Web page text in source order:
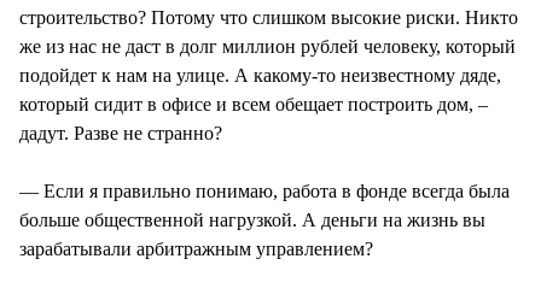
строительство? Потому что слишком высокие риски. Никто
же из нас не даст в долг миллион рублей человеку, который
подойдет к нам на улице. А какому-то неизвестному дяде,
который сидит в офисе и всем обещает построить дом, –
дадут. Разве не странно?
— Если я правильно понимаю, работа в фонде всегда была
больше общественной нагрузкой. А деньги на жизнь вы
зарабатывали арбитражным управлением?